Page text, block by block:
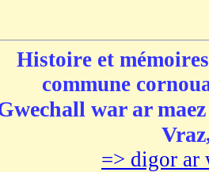
Histoire et
commune
war ar
=> digor ar